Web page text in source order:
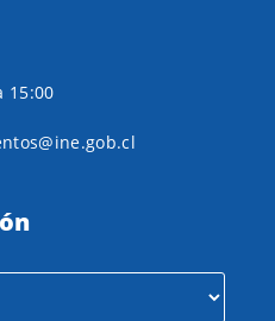
15:00